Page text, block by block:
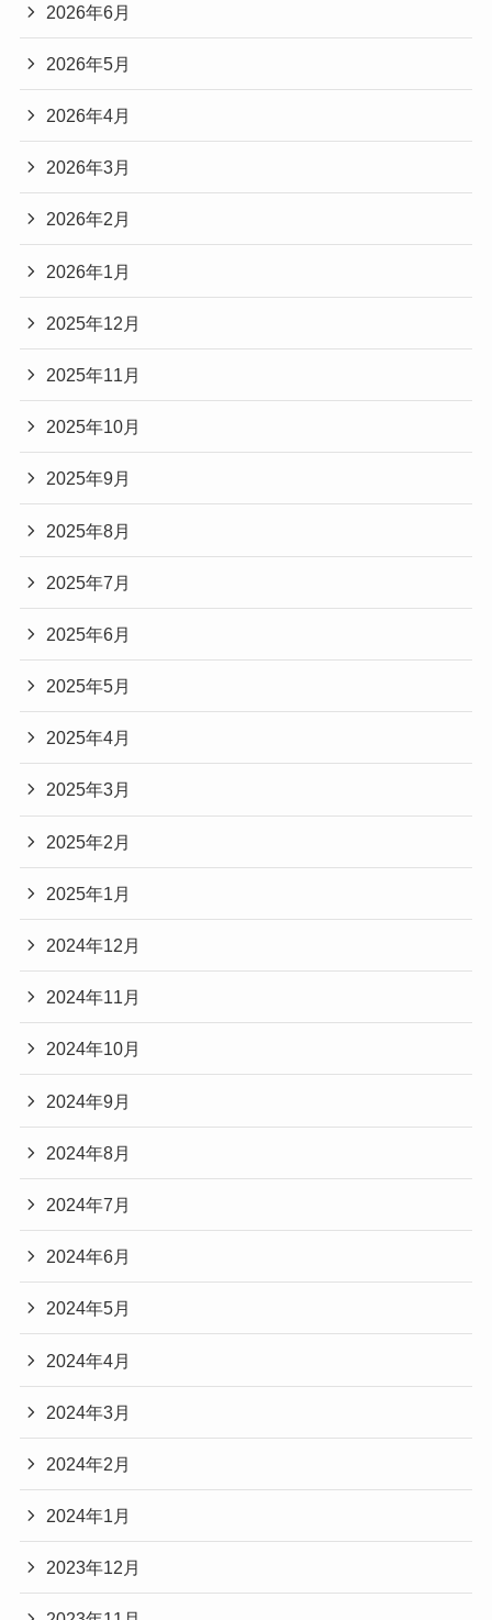
2026年6月
2026年5月
2026年4月
2026年3月
2026年2月
2026年1月
2025年12月
2025年11月
2025年10月
2025年9月
2025年8月
2025年7月
2025年6月
2025年5月
2025年4月
2025年3月
2025年2月
2025年1月
2024年12月
2024年11月
2024年10月
2024年9月
2024年8月
2024年7月
2024年6月
2024年5月
2024年4月
2024年3月
2024年2月
2024年1月
2023年12月